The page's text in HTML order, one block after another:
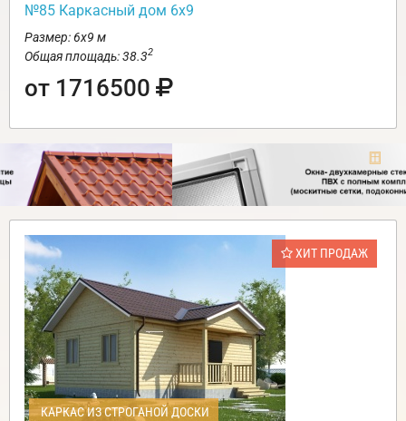
№85 Каркасный дом 6х9
Размер: 6х9 м
Общая площадь: 38.32
от 1716500
ХИТ ПРОДАЖ
КАРКАС ИЗ СТРОГАНОЙ ДОСКИ